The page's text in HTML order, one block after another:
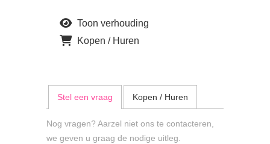
Toon verhouding
Kopen / Huren
Stel een vraag Kopen / Huren
Nog vragen? Aarzel niet ons te contacteren,
we geven u graag de nodige uitleg.